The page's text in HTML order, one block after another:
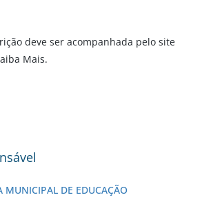
deve ser acompanhada pelo site
Mais.
MUNICIPAL DE EDUCAÇÃO